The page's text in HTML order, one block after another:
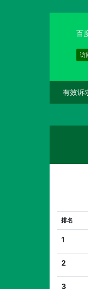
百
访
有效诉
排名
1
2
3